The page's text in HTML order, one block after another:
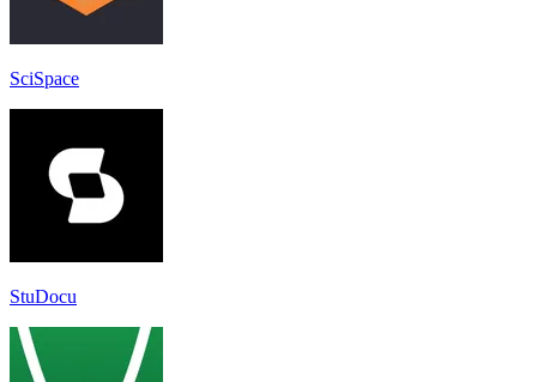
SciSpace
StuDocu